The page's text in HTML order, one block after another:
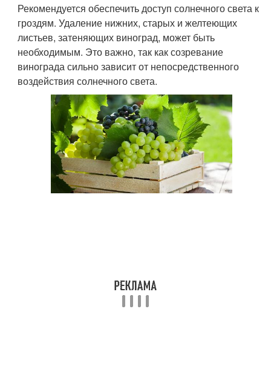
Рекомендуется обеспечить доступ солнечного света к
гроздям. Удаление нижних, старых и желтеющих
листьев, затеняющих виноград, может быть
необходимым. Это важно, так как созревание
винограда сильно зависит от непосредственного
воздействия солнечного света.